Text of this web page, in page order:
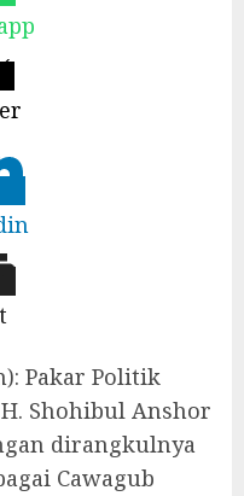
Pakar Politik
Shohibul Anshor
dirangkulnya
Cawagub